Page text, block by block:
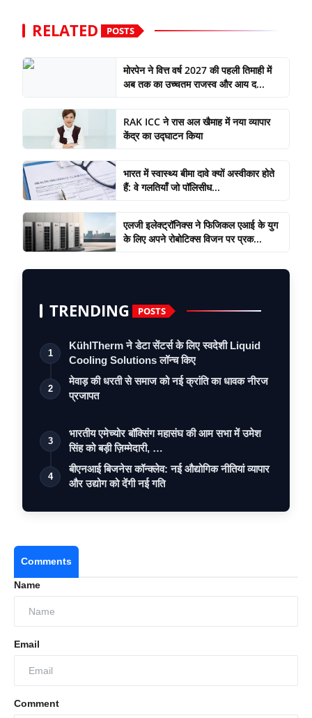
RELATED POSTS
मोरपेन ने वित्त वर्ष 2027 की पहली तिमाही में
अब तक का उच्चतम राजस्व और आय द...
RAK ICC ने रास अल खैमाह में नया व्यापार
केंद्र का उद्घाटन किया
भारत में स्वास्थ्य बीमा दावे क्यों अस्वीकार होते
हैं: वे गलतियाँ जो पॉलिसीध...
एलजी इलेक्ट्रॉनिक्स ने फिजिकल एआई के युग
के लिए अपने रोबोटिक्स विजन पर प्रक...
TRENDING POSTS
1
KühlTherm ने डेटा सेंटर्स के लिए स्वदेशी Liquid
Cooling Solutions लॉन्च किए
2
मेवाड़ की धरती से समाज को नई क्रांति का धावक नीरज
प्रजापत
3
भारतीय एमेच्योर बॉक्सिंग महासंघ की आम सभा में उमेश
सिंह को बड़ी ज़िम्मेदारी, …
4
बीएनआई बिजनेस कॉन्क्लेव: नई औद्योगिक नीतियां व्यापार
और उद्योग को देंगी नई गति
Comments
Name
Email
Comment